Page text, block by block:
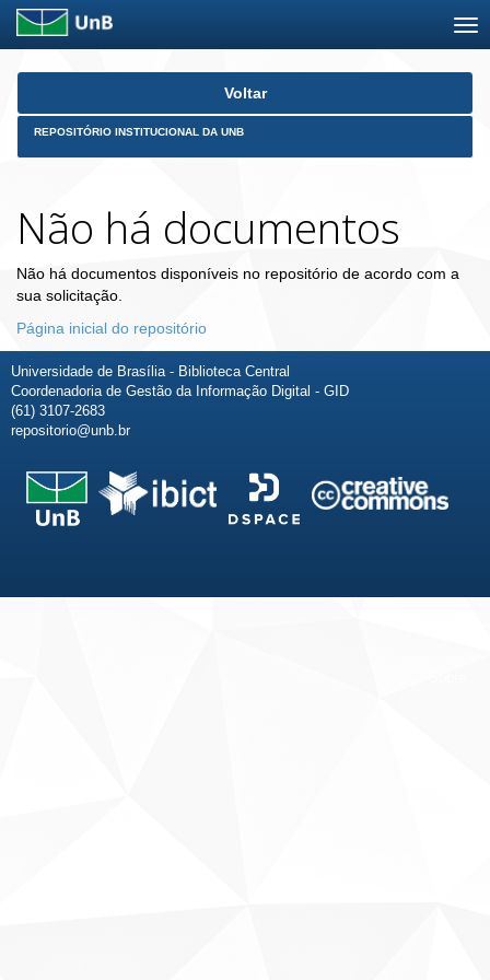
Skip
Voltar
REPOSITÓRIO INSTITUCIONAL DA UNB
Não há documentos
Não há documentos disponíveis no repositório de acordo com a
sua solicitação.
Página inicial do repositório
Universidade de Brasília - Biblioteca Central
Coordenadoria de Gestão da Informação Digital - GID
(61) 3107-2683
repositorio@unb.br